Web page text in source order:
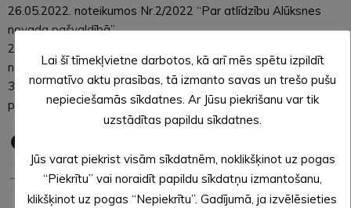
26.05.2022. noteikumos Nr.2/2022 “Par atlīdzību Alūksnes
novada pašvaldībā”.
2. Par noteikumu Nr._/2023 “Kārtība, kādā sadala Alūksnes
novada pašvaldības budžeta līdzekļus” apstiprināšanu.
3. Par saistošo noteikumu Nr._/2023 “Par Alūksnes novada
pašvaldības budžetu 2023. gadam” izdošanu.
← Iepriekšējā ziņa Nākošā ziņa →
Lai šī tīmekļvietne darbotos, kā arī mēs spētu izpildīt
normatīvo aktu prasības, tā izmanto savas un trešo pušu
nepieciešamās sīkdatnes. Ar Jūsu piekrišanu var tik
uzstādītas papildu sīkdatnes.
Jūs varat piekrist visām sīkdatnēm, noklikšķinot uz pogas
“Piekrītu” vai noraidīt papildu sīkdatņu izmantošanu,
klikšķinot uz pogas “Nepiekrītu”. Gadījumā, ja izvēlēsieties